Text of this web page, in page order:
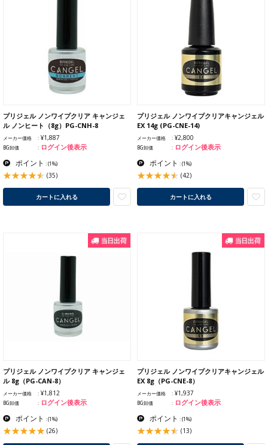
プリジェル ノンワイプクリア キャンジェ
ル ノンヒート（8g）PG-CNH-8
メーカー価格 ¥1,887
BG卸価 ログイン後表示
ポイント :(1%)
(35)
カートに入れる
プリジェル ノンワイプクリアキャンジェル
EX 14g (PG-CNE-14)
メーカー価格 ¥2,800
BG卸価 ログイン後表示
ポイント :(1%)
(42)
カートに入れる
プリジェル ノンワイプクリア キャンジェ
ル 8g（PG-CAN-8）
メーカー価格 ¥1,812
BG卸価 ログイン後表示
ポイント :(1%)
(26)
プリジェル ノンワイプクリアキャンジェル
EX 8g（PG-CNE-8）
メーカー価格 ¥1,937
BG卸価 ログイン後表示
ポイント :(1%)
(13)